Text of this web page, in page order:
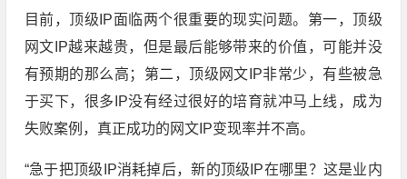
目前，顶级IP面临两个很重要的现实问题。第一，顶级
网文IP越来越贵，但是最后能够带来的价值，可能并没
有预期的那么高；第二，顶级网文IP非常少，有些被急
于买下，很多IP没有经过很好的培育就冲马上线，成为
失败案例，真正成功的网文IP变现率并不高。
“急于把顶级IP消耗掉后，新的顶级IP在哪里？这是业内